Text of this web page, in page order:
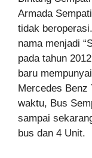
Armada
tidak
nama menjadi
pada tahun
baru
Mercedes Benz
waktu, Bus
sampai
bus dan 4 Unit.